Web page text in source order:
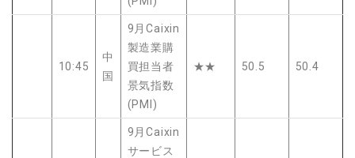
10:45
中
国
9月Caixin
製造業購
買担当者
景気指数
(PMI)
★★ 50.5 50.4
9月Caixin
サービス